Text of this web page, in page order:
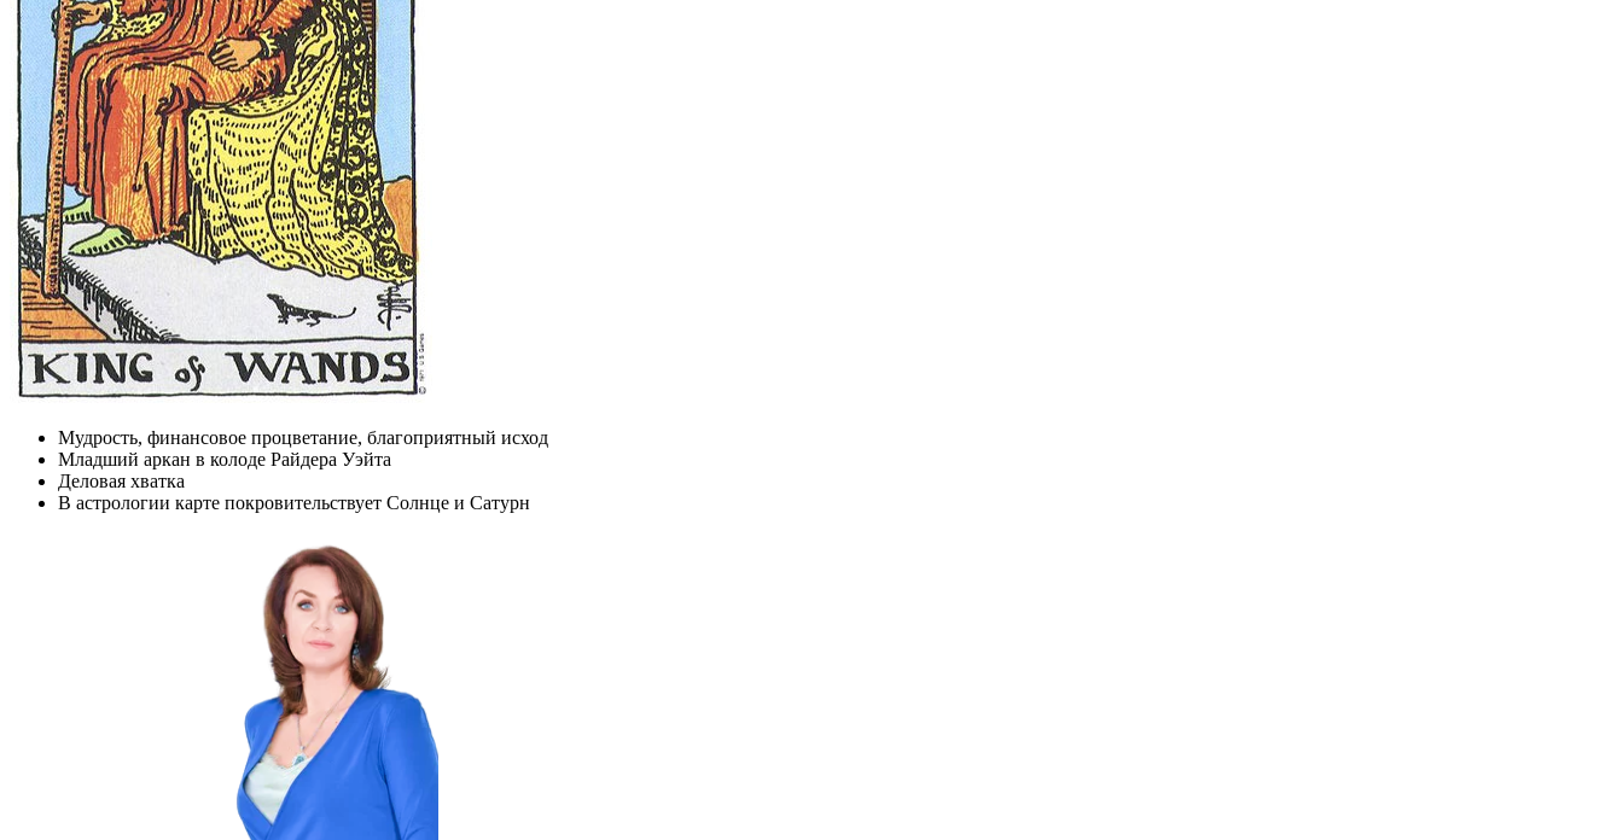
Мудрость, финансовое процветание, благоприятный исход
Младший аркан в колоде Райдера Уэйта
Деловая хватка
В астрологии карте покровительствует Солнце и Сатурн